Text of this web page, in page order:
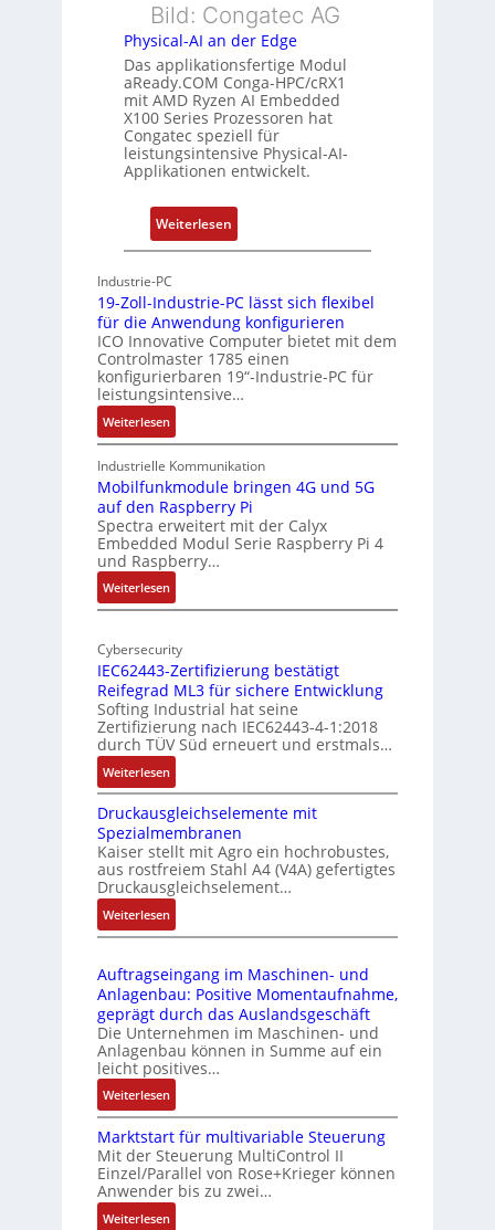
u
n
g
g
h
e
r
c
a
t
-
r
c
t
e
k
t
u
Bild: Congatec AG
Physical-AI an der Edge
Das applikationsfertige Modul
aReady.COM Conga-HPC/cRX1
mit AMD Ryzen AI Embedded
X100 Series Prozessoren hat
Congatec speziell für
leistungsintensive Physical-AI-
Applikationen entwickelt.
Weiterlesen:
P
s
i
c
a
I
a
n
d
E
g
e
Industrie-PC
19-Zoll-Industrie-PC lässt sich flexibel
für die Anwendung konfigurieren
ICO Innovative Computer bietet mit dem
Controlmaster 1785 einen
konfigurierbaren 19“-Industrie-PC für
leistungsintensive…
Weiterlesen:
1
9
-
Z
o
l
l
-
I
d
u
t
r
i
e
-
P
C
l
ä
s
s
s
c
h
f
l
e
x
i
b
e
l
f
Industrielle Kommunikation
Mobilfunkmodule bringen 4G und 5G
auf den Raspberry Pi
Spectra erweitert mit der Calyx
Embedded Modul Serie Raspberry Pi 4
und Raspberry…
Weiterlesen:
M
b
i
f
u
n
k
m
o
d
u
l
e
b
r
i
n
e
n
4
G
u
n
d
5
G
a
Cybersecurity
IEC62443-Zertifizierung bestätigt
Reifegrad ML3 für sichere Entwicklung
Softing Industrial hat seine
Zertifizierung nach IEC62443-4-1:2018
durch TÜV Süd erneuert und erstmals…
Weiterlesen:
I
E
C
6
2
4
4
3
Z
e
r
t
i
i
e
r
Druckausgleichselemente mit
Spezialmembranen
Kaiser stellt mit Agro ein hochrobustes,
aus rostfreiem Stahl A4 (V4A) gefertigtes
Druckausgleichselement…
Weiterlesen:
D
u
c
k
a
u
s
g
l
e
i
c
h
Auftragseingang im Maschinen- und
Anlagenbau: Positive Momentaufnahme,
geprägt durch das Auslandsgeschäft
Die Unternehmen im Maschinen- und
Anlagenbau können in Summe auf ein
leicht positives…
Weiterlesen:
A
u
f
t
r
a
Marktstart für multivariable Steuerung
Mit der Steuerung MultiControl II
Einzel/Parallel von Rose+Krieger können
Anwender bis zu zwei…
Weiterlesen: